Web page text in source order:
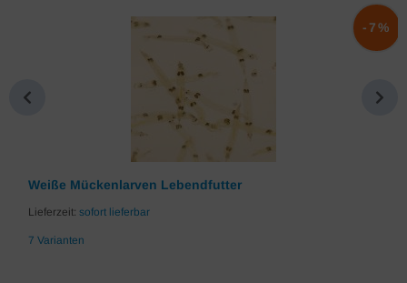
Weiße Mückenlarven Lebendfutter
Lieferzeit: sofort lieferbar
7 Varianten
-7%